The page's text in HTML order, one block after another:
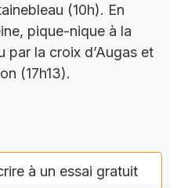
(10h). En
pique-nique à la
par la croix d’Augas et
(17h13).
à un essai gratuit